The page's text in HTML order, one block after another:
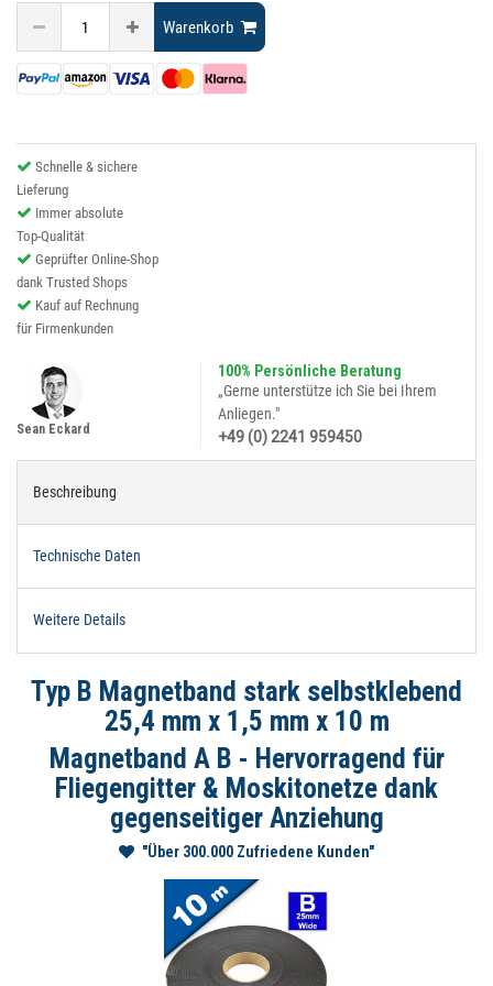
Warenkorb
Schnelle & sichere
Lieferung
Immer absolute
Top-Qualität
Geprüfter Online-Shop
dank Trusted Shops
Kauf auf Rechnung
für Firmenkunden
100% Persönliche Beratung
„Gerne unterstütze ich Sie bei Ihrem
Anliegen."
+49 (0) 2241 959450
Sean Eckard
Beschreibung
Technische Daten
Weitere Details
Typ B Magnetband stark selbstklebend
25,4 mm x 1,5 mm x 10 m
Magnetband A B - Hervorragend für
Fliegengitter & Moskitonetze dank
gegenseitiger Anziehung
"Über 300.000 Zufriedene Kunden"